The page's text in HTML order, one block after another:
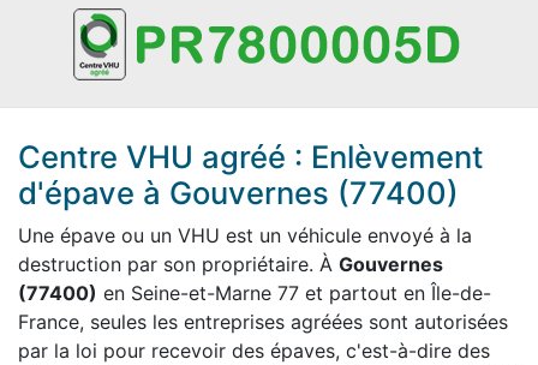
Centre VHU agréé : Enlèvement
d'épave à Gouvernes (77400)
Une épave ou un VHU est un véhicule envoyé à la
destruction par son propriétaire. À Gouvernes
(77400) en Seine-et-Marne 77 et partout en Île-de-
France, seules les entreprises agréées sont autorisées
par la loi pour recevoir des épaves, c'est-à-dire des